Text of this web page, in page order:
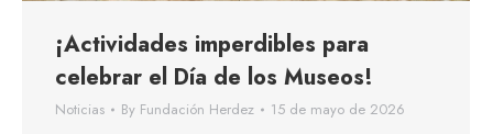
¡Actividades imperdibles para
celebrar el Día de los Museos!
Noticias By Fundación Herdez 15 de mayo de 2026